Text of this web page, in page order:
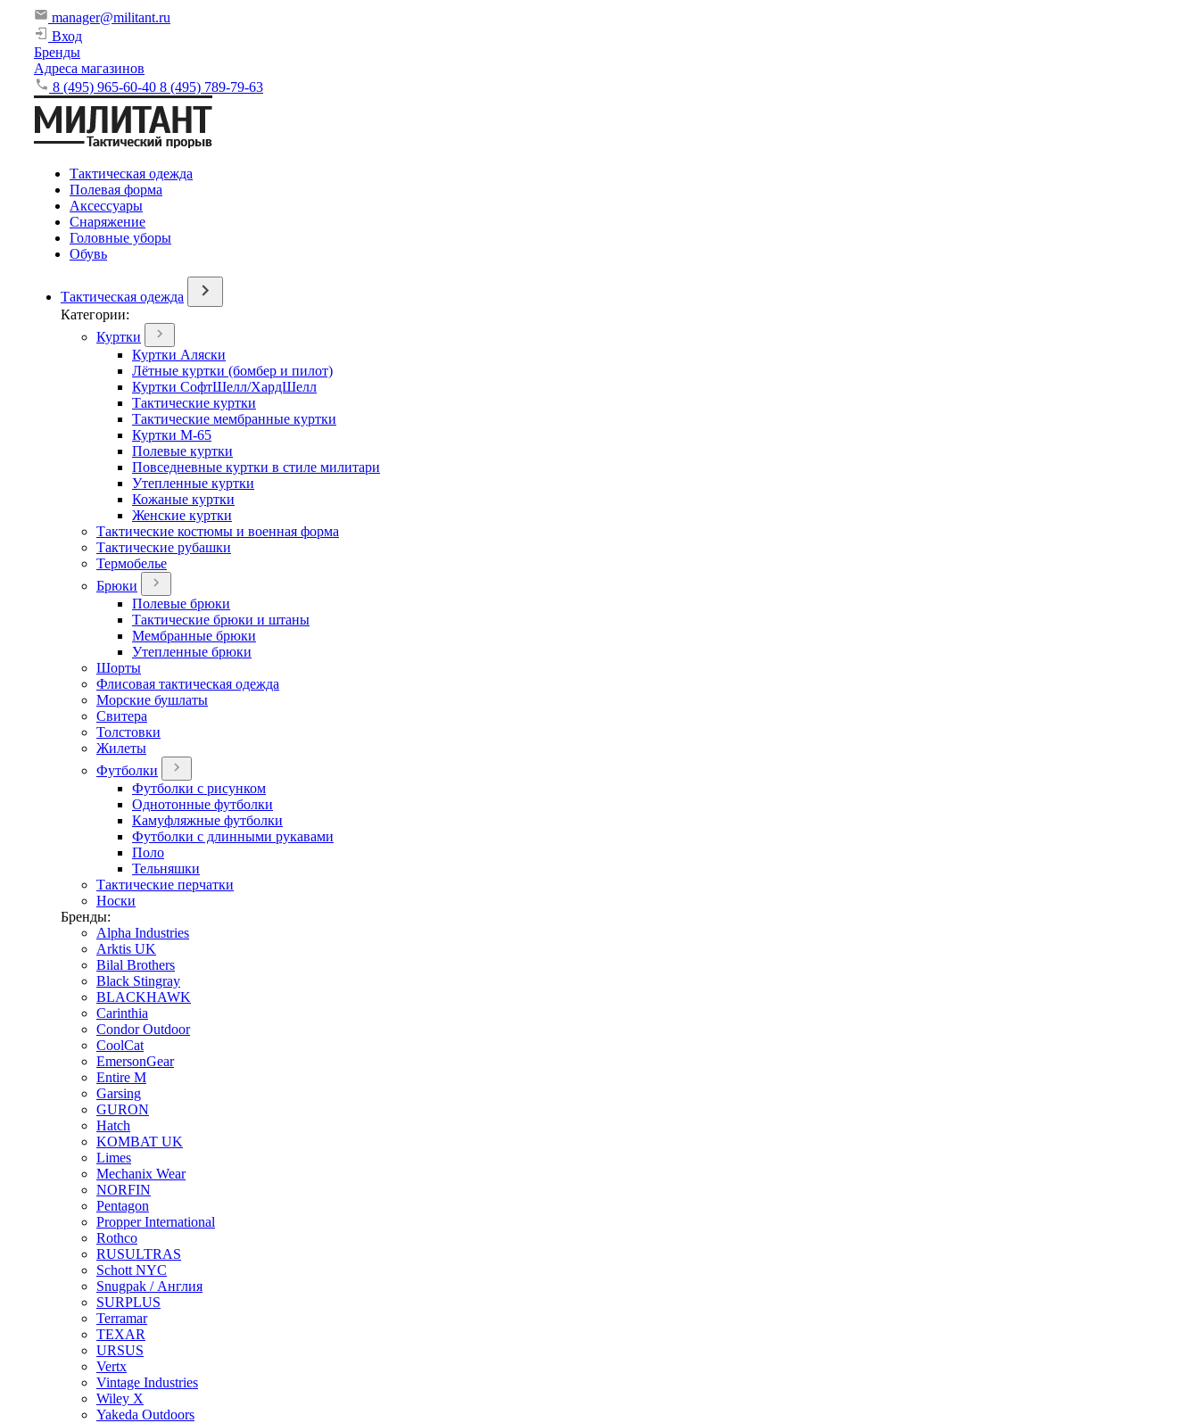
manager@militant.ru
Вход
Бренды
Адреса магазинов
8 (495) 965-60-40 8 (495) 789-79-63
Тактическая одежда
Полевая форма
Аксессуары
Снаряжение
Головные уборы
Обувь
Тактическая одежда
Категории:
Куртки
Куртки Аляски
Лётные куртки (бомбер и пилот)
Куртки СофтШелл/ХардШелл
Тактические куртки
Тактические мембранные куртки
Куртки М-65
Полевые куртки
Повседневные куртки в стиле милитари
Утепленные куртки
Кожаные куртки
Женские куртки
Тактические костюмы и военная форма
Тактические рубашки
Термобелье
Брюки
Полевые брюки
Тактические брюки и штаны
Мембранные брюки
Утепленные брюки
Шорты
Флисовая тактическая одежда
Морские бушлаты
Свитера
Толстовки
Жилеты
Футболки
Футболки с рисунком
Однотонные футболки
Камуфляжные футболки
Футболки с длинными рукавами
Поло
Тельняшки
Тактические перчатки
Носки
Бренды:
Alpha Industries
Arktis UK
Bilal Brothers
Black Stingray
BLACKHAWK
Carinthia
Condor Outdoor
CoolCat
EmersonGear
Entire M
Garsing
GURON
Hatch
KOMBAT UK
Limes
Mechanix Wear
NORFIN
Pentagon
Propper International
Rothco
RUSULTRAS
Schott NYC
Snugpak / Англия
SURPLUS
Terramar
TEXAR
URSUS
Vertx
Vintage Industries
Wiley X
Yakeda Outdoors